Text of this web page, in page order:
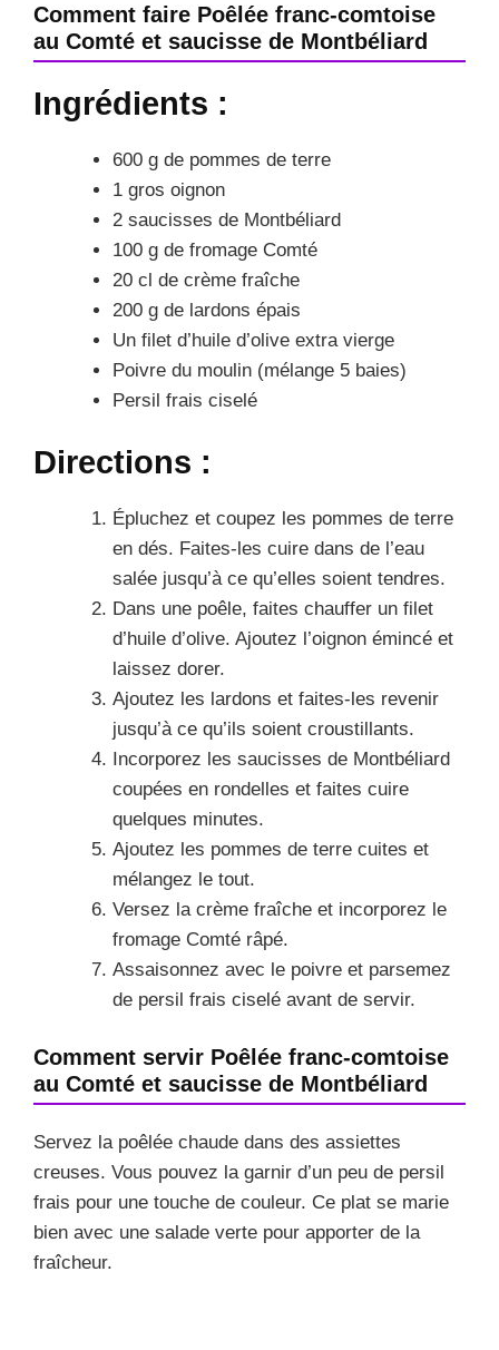
Comment faire Poêlée franc-comtoise
au Comté et saucisse de Montbéliard
Ingrédients :
600 g de pommes de terre
1 gros oignon
2 saucisses de Montbéliard
100 g de fromage Comté
20 cl de crème fraîche
200 g de lardons épais
Un filet d’huile d’olive extra vierge
Poivre du moulin (mélange 5 baies)
Persil frais ciselé
Directions :
Épluchez et coupez les pommes de terre
en dés. Faites-les cuire dans de l’eau
salée jusqu’à ce qu’elles soient tendres.
Dans une poêle, faites chauffer un filet
d’huile d’olive. Ajoutez l’oignon émincé et
laissez dorer.
Ajoutez les lardons et faites-les revenir
jusqu’à ce qu’ils soient croustillants.
Incorporez les saucisses de Montbéliard
coupées en rondelles et faites cuire
quelques minutes.
Ajoutez les pommes de terre cuites et
mélangez le tout.
Versez la crème fraîche et incorporez le
fromage Comté râpé.
Assaisonnez avec le poivre et parsemez
de persil frais ciselé avant de servir.
Comment servir Poêlée franc-comtoise
au Comté et saucisse de Montbéliard
Servez la poêlée chaude dans des assiettes
creuses. Vous pouvez la garnir d’un peu de persil
frais pour une touche de couleur. Ce plat se marie
bien avec une salade verte pour apporter de la
fraîcheur.